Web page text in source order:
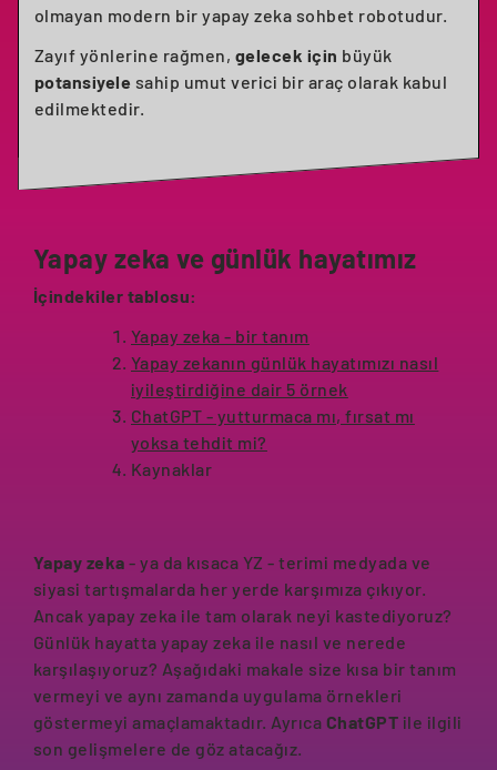
olmayan modern bir yapay zeka sohbet robotudur.
Zayıf yönlerine rağmen, gelecek için büyük
potansiyele sahip umut verici bir araç olarak kabul
edilmektedir.
Yapay zeka ve günlük hayatımız
İçindekiler tablosu:
Yapay zeka - bir tanım
Yapay zekanın günlük hayatımızı nasıl
iyileştirdiğine dair 5 örnek
ChatGPT - yutturmaca mı, fırsat mı
yoksa tehdit mi?
Kaynaklar
Yapay zeka - ya da kısaca YZ - terimi medyada ve
siyasi tartışmalarda her yerde karşımıza çıkıyor.
Ancak yapay zeka ile tam olarak neyi kastediyoruz?
Günlük hayatta yapay zeka ile nasıl ve nerede
karşılaşıyoruz? Aşağıdaki makale size kısa bir tanım
vermeyi ve aynı zamanda uygulama örnekleri
göstermeyi amaçlamaktadır. Ayrıca ChatGPT ile ilgili
son gelişmelere de göz atacağız.